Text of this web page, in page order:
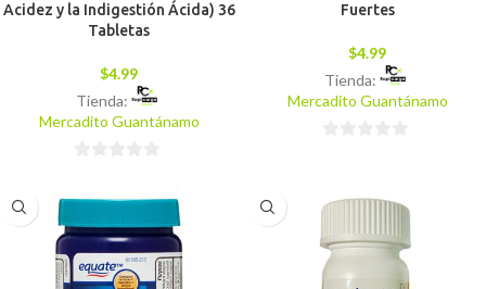
Acidez y la Indigestión Ácida) 36
Tabletas
$4.99
Tienda:
Mercadito Guantánamo
de
Fuertes
$4.99
Tienda:
Mercadito Guantánamo
5